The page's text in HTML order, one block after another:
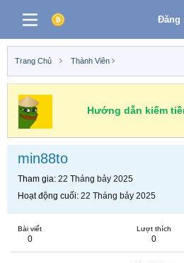
Đăng
Trang Chủ Thành Viên
Hướng dẫn kiếm
min88to
Tham gia 22 Tháng bảy 2025
Hoạt động cuối 22 Tháng bảy 2025
Bài viết
0
Lượt thích
0